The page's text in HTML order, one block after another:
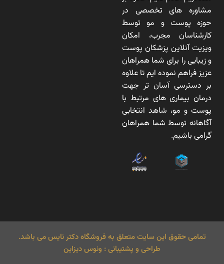
مشاوره های تخصصی در
حوزه پوست و مو توسط
کارشناسان مجرب، امکان
ویزیت آنلاین پزشکان پوست
و زیبایی را برای شما همراهان
عزیز فراهم نموده ایم تا علاوه
بر دسترسی آسان تر جهت
درمان بیماری های مرتبط با
پوست و مو، شاهد انتخابی
آگاهانه توسط شما همراهان
گرامی باشیم.
تمامی حقوق این سایت متعلق به فروشگاه دکتر نایس می باشد.
طراحی و پشتیبانی : ونوس دیزاین